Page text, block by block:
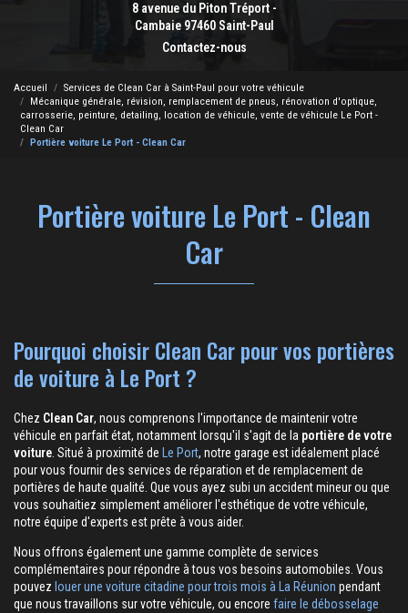
8 avenue du Piton Tréport -
Cambaie 97460 Saint-Paul
Contactez-nous
Accueil
Services de Clean Car à Saint-Paul pour votre véhicule
Mécanique générale, révision, remplacement de pneus, rénovation d'optique,
carrosserie, peinture, detailing, location de véhicule, vente de véhicule Le Port -
Clean Car
Portière voiture Le Port - Clean Car
Portière voiture Le Port - Clean
Car
Pourquoi choisir Clean Car pour vos portières
de voiture à Le Port ?
Chez Clean Car, nous comprenons l'importance de maintenir votre
véhicule en parfait état, notamment lorsqu'il s'agit de la portière de votre
voiture . Situé à proximité de Le Port, notre garage est idéalement placé
pour vous fournir des services de réparation et de remplacement de
portières de haute qualité. Que vous ayez subi un accident mineur ou que
vous souhaitiez simplement améliorer l'esthétique de votre véhicule,
notre équipe d'experts est prête à vous aider.
Nous offrons également une gamme complète de services
complémentaires pour répondre à tous vos besoins automobiles. Vous
pouvez louer une voiture citadine pour trois mois à La Réunion pendant
que nous travaillons sur votre véhicule, ou encore faire le débosselage